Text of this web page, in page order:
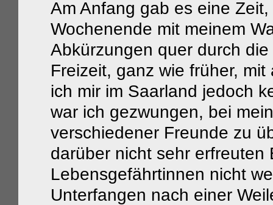
Am Anfang gab es eine
Wochenende mit meinem
Abkürzungen quer durch
Freizeit, ganz wie früher,
ich mir im Saarland jedoch
war ich gezwungen, bei
verschiedener Freunde zu
darüber nicht sehr erfreuten
Lebensgefährtinnen nicht
Unterfangen nach einer